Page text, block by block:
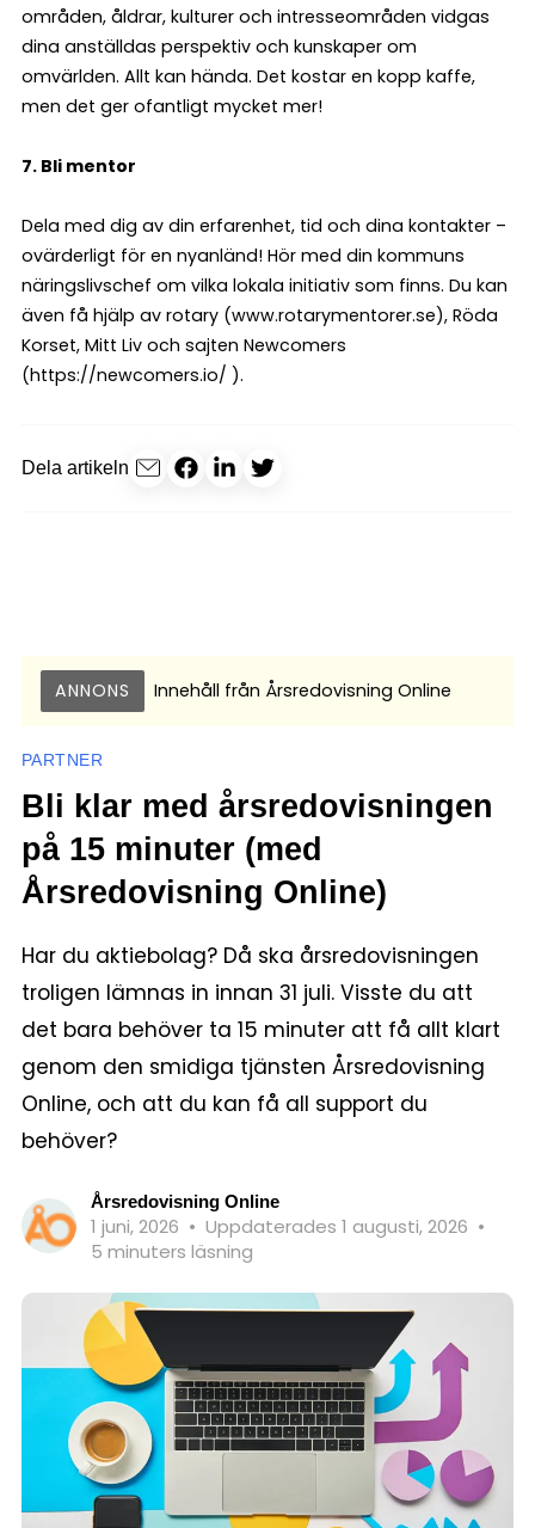
områden, åldrar, kulturer och intresseområden vidgas
dina anställdas perspektiv och kunskaper om
omvärlden. Allt kan hända. Det kostar en kopp kaffe,
men det ger ofantligt mycket mer!
7. Bli mentor
Dela med dig av din erfarenhet, tid och dina kontakter –
ovärderligt för en nyanländ! Hör med din kommuns
näringslivschef om vilka lokala initiativ som finns. Du kan
även få hjälp av rotary (www.rotarymentorer.se), Röda
Korset, Mitt Liv och sajten Newcomers
(https://newcomers.io/ ).
Dela artikeln
ANNONS Innehåll från Årsredovisning Online
PARTNER
Bli klar med årsredovisningen
på 15 minuter (med
Årsredovisning Online)
Har du aktiebolag? Då ska årsredovisningen
troligen lämnas in innan 31 juli. Visste du att
det bara behöver ta 15 minuter att få allt klart
genom den smidiga tjänsten Årsredovisning
Online, och att du kan få all support du
behöver?
Årsredovisning Online
1 juni, 2026 • Uppdaterades 1 augusti, 2026 •
5 minuters läsning